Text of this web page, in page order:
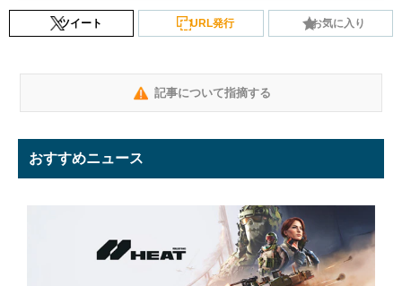
ツイート URL発行 お気に入り
記事について指摘する
おすすめニュース